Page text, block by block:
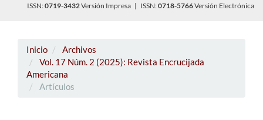
ISSN:0719-3432Versión Impresa | ISSN:0718-5766Versión Electrónica
Inicio
Archivos
Vol. 17 Núm. 2 (2025): Revista Encrucijada
Americana
Artículos